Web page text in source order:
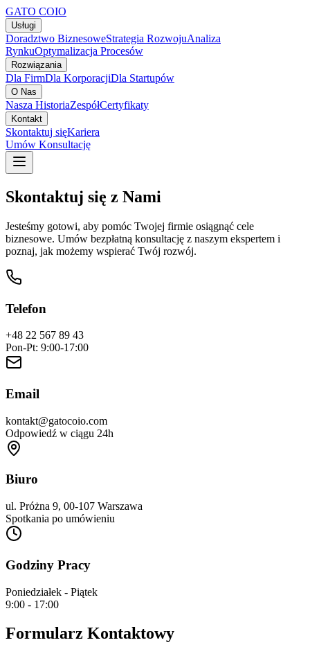
GATO COIO
Usługi
Doradztwo BiznesoweStrategia RozwojuAnaliza
RynkuOptymalizacja Procesów
Rozwiązania
Dla FirmDla KorporacjiDla Startupów
O Nas
Nasza HistoriaZespółCertyfikaty
Kontakt
Skontaktuj sięKariera
Umów Konsultację
Skontaktuj się z Nami
Jesteśmy gotowi, aby pomóc Twojej firmie osiągnąć cele
biznesowe. Umów bezpłatną konsultację z naszym ekspertem i
poznaj, jak możemy wspierać Twój rozwój.
Telefon
+48 22 567 89 43
Pon-Pt: 9:00-17:00
Email
kontakt@gatocoio.com
Odpowiedź w ciągu 24h
Biuro
ul. Próżna 9, 00-107 Warszawa
Spotkania po umówieniu
Godziny Pracy
Poniedziałek - Piątek
9:00 - 17:00
Formularz Kontaktowy